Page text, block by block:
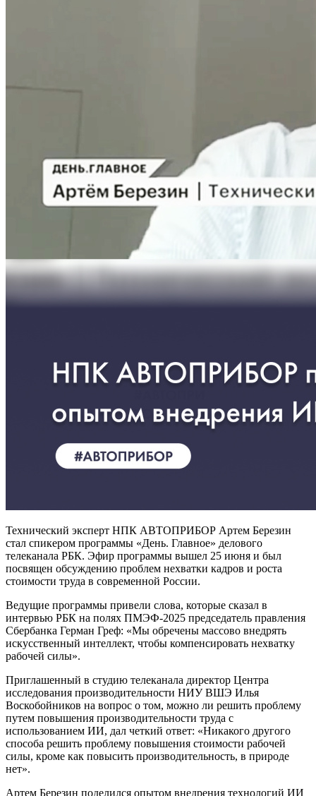
Технический эксперт НПК АВТОПРИБОР Артем Березин
стал спикером программы «День. Главное» делового
телеканала РБК. Эфир программы вышел 25 июня и был
посвящен обсуждению проблем нехватки кадров и роста
стоимости труда в современной России.
Ведущие программы привели слова, которые сказал в
интервью РБК на полях ПМЭФ-2025 председатель правления
Сбербанка Герман Греф: «Мы обречены массово внедрять
искусственный интеллект, чтобы компенсировать нехватку
рабочей силы».
Приглашенный в студию телеканала директор Центра
исследования производительности НИУ ВШЭ Илья
Воскобойников на вопрос о том, можно ли решить проблему
путем повышения производительности труда с
использованием ИИ, дал четкий ответ: «Никакого другого
способа решить проблему повышения стоимости рабочей
силы, кроме как повысить производительность, в природе
нет».
Артем Березин поделился опытом внедрения технологий ИИ